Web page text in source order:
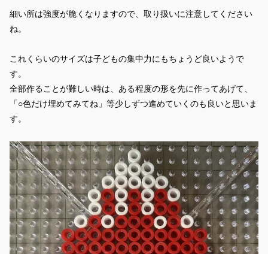
細い所は強度が脆くなりますので、取り扱いに注意してください
ね。
これくらいのサイズは子どもの集中力にもちょうど良いようで
す。
全部作ることが難しい時は、ある程度の形を先に作ってあげて、
「○色だけ埋めてみてね」等少しずつ進めていくのも良いと思いま
す。